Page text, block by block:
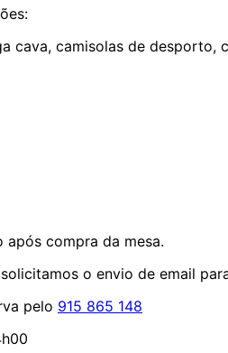
cava, camisolas de
compra da mesa.
o envio de email
pelo 915 865 148